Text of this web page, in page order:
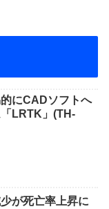
にCADソフトへ
LRTK」(TH-
が死亡率上昇に